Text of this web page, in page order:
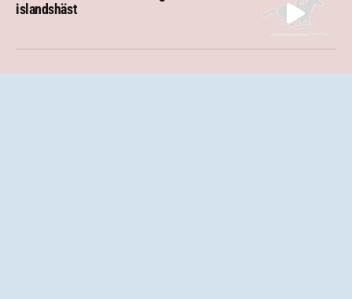
islandshäst